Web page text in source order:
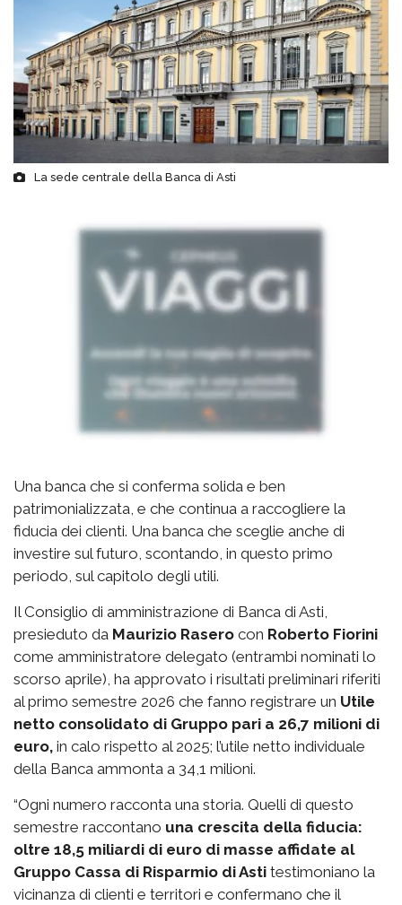
La sede centrale della Banca di Asti
Una banca che si conferma solida e ben
patrimonializzata, e che continua a raccogliere la
fiducia dei clienti. Una banca che sceglie anche di
investire sul futuro, scontando, in questo primo
periodo, sul capitolo degli utili.
Il Consiglio di amministrazione di Banca di Asti,
presieduto da Maurizio Rasero con Roberto Fiorini
come amministratore delegato (entrambi nominati lo
scorso aprile), ha approvato i risultati preliminari riferiti
al primo semestre 2026 che fanno registrare un Utile
netto consolidato di Gruppo pari a 26,7 milioni di
euro, in calo rispetto al 2025; l’utile netto individuale
della Banca ammonta a 34,1 milioni.
“Ogni numero racconta una storia. Quelli di questo
semestre raccontano una crescita della fiducia:
oltre 18,5 miliardi di euro di masse affidate al
Gruppo Cassa di Risparmio di Asti testimoniano la
vicinanza di clienti e territori e confermano che il